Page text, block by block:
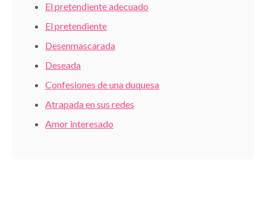
El pretendiente adecuado
El pretendiente
Desenmascarada
Deseada
Confesiones de una duquesa
Atrapada en sus redes
Amor interesado